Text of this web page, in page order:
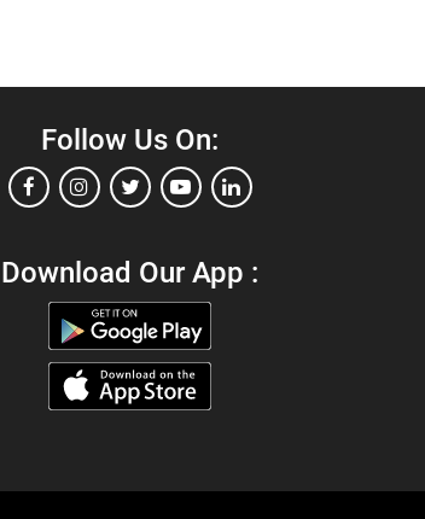
Follow Us On:
Download Our App :